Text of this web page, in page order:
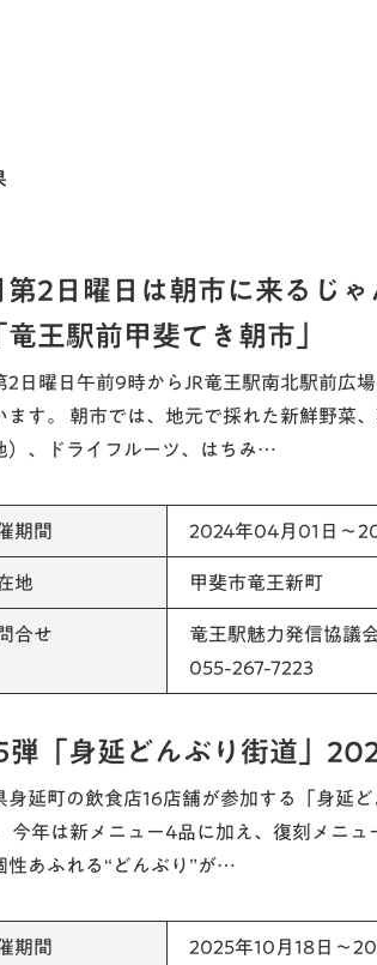
第2日曜日は朝市に来るじ
王駅前甲斐てき朝市」
2日曜日午前9時からJR竜王駅南北駅前広
ます。 朝市では、地元で採れた新鮮野菜
）、ドライフルーツ、はちみ…
期間 2024年04月01日～
地 甲斐市竜王新町
合せ
竜王駅魅力発信協議
055-267-7223
弾「身延どんぶり街道」
身延町の飲食店16店舗が参加する「身延
今年は新メニュー4品に加え、復刻メニ
性あふれる“どんぶり”が…
期間 2025年10月18日～